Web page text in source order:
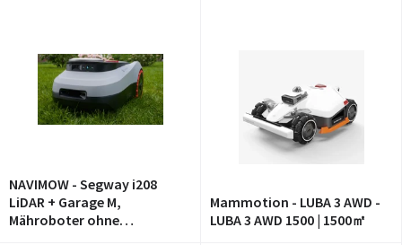
NAVIMOW - Segway i208
LiDAR + Garage M,
Mähroboter ohne
Mammotion - LUBA 3 AWD -
LUBA 3 AWD 1500 | 1500㎡